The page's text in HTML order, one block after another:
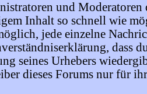
und Moderatoren
Inhalt so schnell wie
jede einzelne
dass
seines Urhebers
dieses Forums nur für